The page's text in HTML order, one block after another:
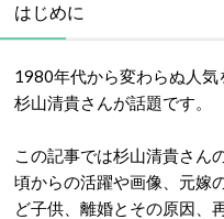
はじめに
1980年代から変わらぬ人気
杉山清貴さんが話題です。
この記事では杉山清貴さん
頃からの活躍や画像、元嫁
ど子供、離婚とその原因、